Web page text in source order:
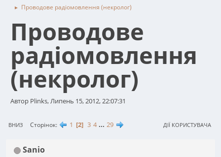
► Проводове радіомовлення (некролог)
Проводове
радіомовлення
(некролог)
Автор Plinks, Липень 15, 2012, 22:07:31
ВНИЗ Сторінок 1 2 3 4 ... 29 ДІЇ КОРИСТУВАЧА
Sanio